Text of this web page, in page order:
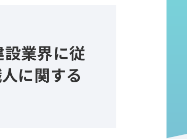
業界に従
に関する